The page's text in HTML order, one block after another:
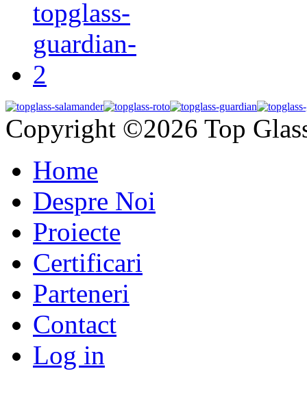
Copyright ©2026 Top
Home
Despre Noi
Proiecte
Certificari
Parteneri
Contact
Log in